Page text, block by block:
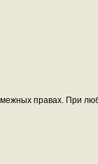
правах. При